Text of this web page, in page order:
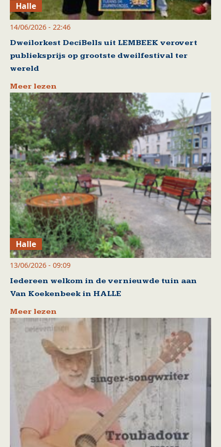
Halle
14/06/2026 - 22:46
Dweilorkest DeciBells uit LEMBEEK verovert
publieksprijs op grootste dweilfestival ter
wereld
Meer lezen
Halle
13/06/2026 - 09:09
Iedereen welkom in de vernieuwde tuin aan
Van Koekenbeek in HALLE
Meer lezen